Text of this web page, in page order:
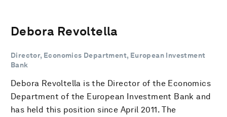
Debora Revoltella
Director, Economics Department, European Investment
Bank
Debora Revoltella is the Director of the Economics
Department of the European Investment Bank and
has held this position since April 2011. The